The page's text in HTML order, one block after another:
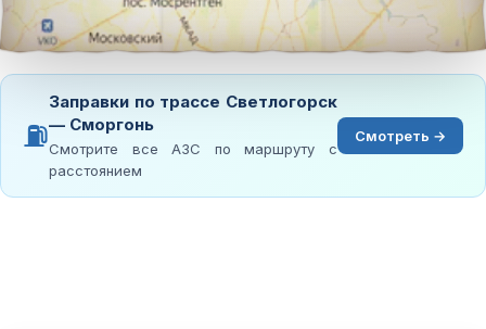
⛽
Заправки по трассе Светлогорск
— Сморгонь
Смотрите все АЗС по маршруту с
расстоянием
Смотреть →